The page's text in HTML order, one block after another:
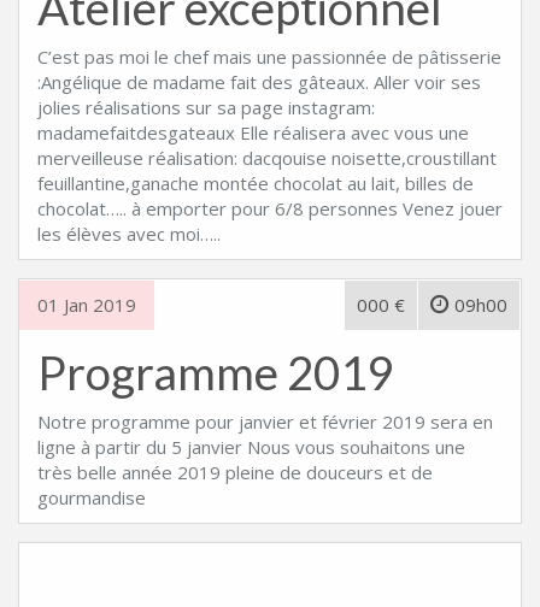
C’est pas moi le chef mais une passionnée de pâtisserie
:Angélique de madame fait des gâteaux. Aller voir ses
jolies réalisations sur sa page instagram:
madamefaitdesgateaux Elle réalisera avec vous une
merveilleuse réalisation: dacqouise noisette,croustillant
feuillantine,ganache montée chocolat au lait, billes de
chocolat….. à emporter pour 6/8 personnes Venez jouer
les élèves avec moi…..
01 Jan 2019 09h00
000 €
Programme 2019
Notre programme pour janvier et février 2019 sera en
ligne à partir du 5 janvier Nous vous souhaitons une
très belle année 2019 pleine de douceurs et de
gourmandise